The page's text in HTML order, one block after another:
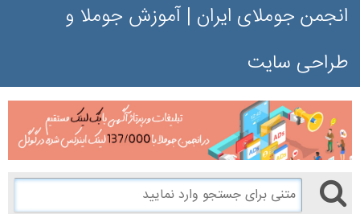
انجمن جوملای ایران | آموزش جوملا و
طراحی سایت